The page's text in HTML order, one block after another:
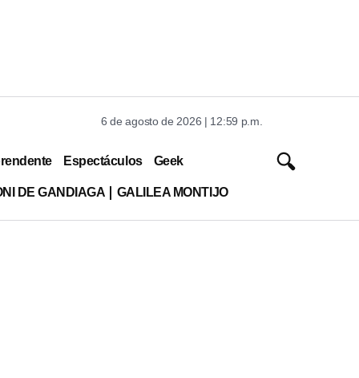
6 de agosto de 2026 | 12:59 p.m.
Espectáculos Geek
DE GANDIAGA GALILEA MONTIJO